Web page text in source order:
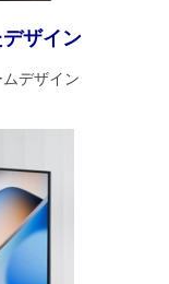
ザイン
デザイン